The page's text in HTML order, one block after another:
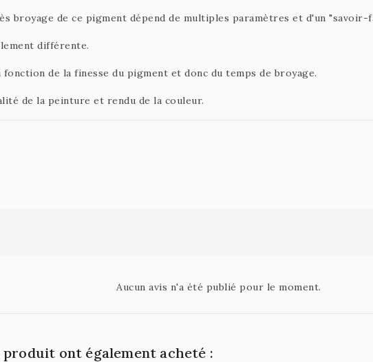
broyage de ce pigment dépend de multiples paramètres et d'un "savoir-
différente.
de la finesse du pigment et donc du temps de broyage.
de la peinture et rendu de la couleur.
Aucun avis n'a été publié pour le moment.
ont également acheté :